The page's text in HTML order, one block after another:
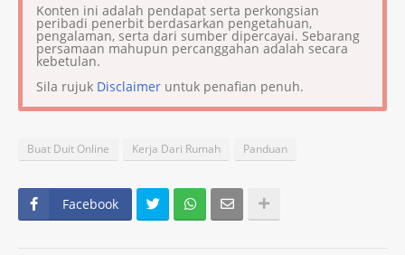
Konten ini adalah pendapat serta perkongsian
peribadi penerbit berdasarkan pengetahuan,
pengalaman, serta dari sumber dipercayai. Sebarang
persamaan mahupun percanggahan adalah secara
kebetulan.
Sila rujuk Disclaimer untuk penafian penuh.
Buat Duit Online Kerja Dari Rumah Panduan
Facebook